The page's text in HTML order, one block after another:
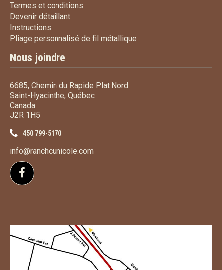
Termes et conditions
Devenir détaillantDevenir détaillant
Instructions
Pliage personnalisé de fil métallique
Nous joindre
6685, Chemin du Rapide Plat Nord
Saint-Hyacinthe, Québec
Canada
J2R 1H5
450 799-5170
info@ranchcunicole.com
Suivez-nous sur Facebook